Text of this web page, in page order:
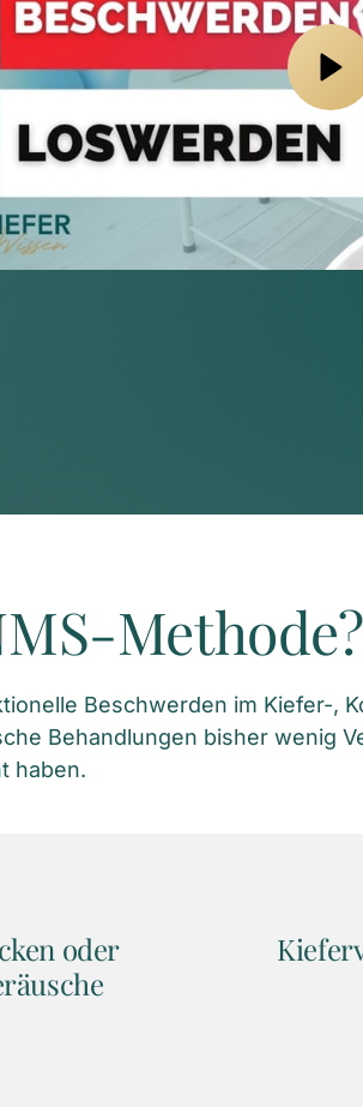
Methode?
Beschwerden im Kiefer-,
Behandlungen bisher wenig
haben.
oder